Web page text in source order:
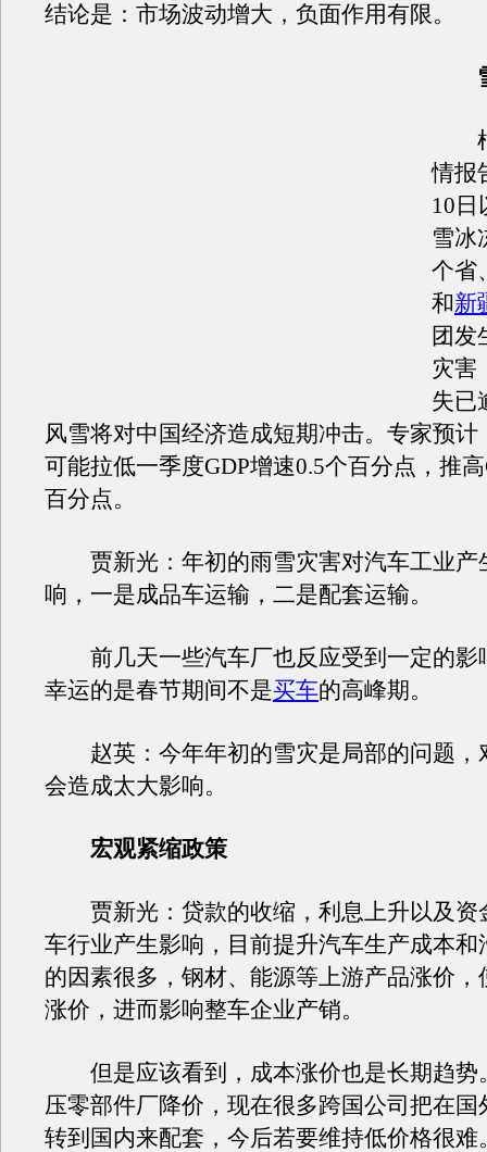
结论是：市场波动增大，负面作用有限。
根
情报
10日
雪冰
个省
和新
团发
灾害
失已
风雪将对中国经济造成短期冲击。专家预计
可能拉低一季度GDP增速0.5个百分点，推
百分点。
贾新光：年初的雨雪灾害对汽车工业产
响，一是成品车运输，二是配套运输。
前几天一些汽车厂也反应受到一定的影
幸运的是春节期间不是买车的高峰期。
赵英：今年年初的雪灾是局部的问题，
会造成太大影响。
宏观紧缩政策
贾新光：贷款的收缩，利息上升以及资
车行业产生影响，目前提升汽车生产成本和
的因素很多，钢材、能源等上游产品涨价，
涨价，进而影响整车企业产销。
但是应该看到，成本涨价也是长期趋势
压零部件厂降价，现在很多跨国公司把在国
转到国内来配套，今后若要维持低价格很难